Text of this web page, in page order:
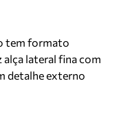
tem formato
alça lateral fina com
detalhe externo